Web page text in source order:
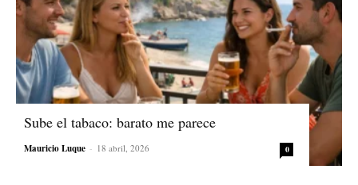
Sube el tabaco: barato me parece
Mauricio Luque - 18 abril, 2026 0